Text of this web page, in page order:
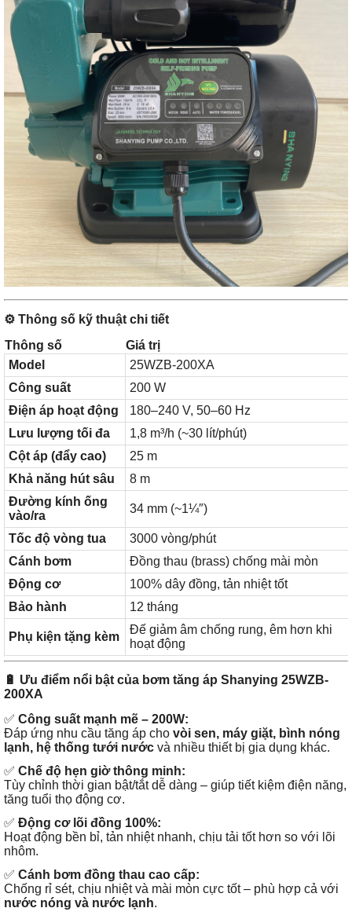
⚙️ Thông số kỹ thuật chi tiết
Thông số
Giá trị
Model
25WZB-200XA
Công suất
200 W
Điện áp hoạt động
180–240 V, 50–60 Hz
Lưu lượng tối đa
1,8 m³/h (~30 lít/phút)
Cột áp (đẩy cao)
25 m
Khả năng hút sâu
8 m
Đường kính ống
vào/ra
34 mm (~1¼″)
Tốc độ vòng tua
3000 vòng/phút
Cánh bơm
Đồng thau (brass) chống mài mòn
Động cơ
100% dây đồng, tản nhiệt tốt
Bảo hành
12 tháng
Phụ kiện tặng kèm
Đế giảm âm chống rung, êm hơn khi
hoạt động
🔋 Ưu điểm nổi bật của bơm tăng áp Shanying 25WZB-
200XA
✅ Công suất mạnh mẽ – 200W:
Đáp ứng nhu cầu tăng áp cho vòi sen, máy giặt, bình nóng
lạnh, hệ thống tưới nước và nhiều thiết bị gia dụng khác.
✅ Chế độ hẹn giờ thông minh:
Tùy chỉnh thời gian bật/tắt dễ dàng – giúp tiết kiệm điện năng,
tăng tuổi thọ động cơ.
✅ Động cơ lõi đồng 100%:
Hoạt động bền bỉ, tản nhiệt nhanh, chịu tải tốt hơn so với lõi
nhôm.
✅ Cánh bơm đồng thau cao cấp:
Chống rỉ sét, chịu nhiệt và mài mòn cực tốt – phù hợp cả với
nước nóng và nước lạnh.